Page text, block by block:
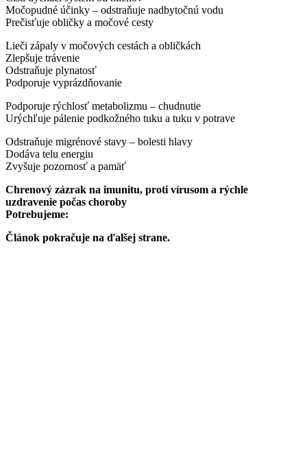
Močopudné účinky – odstraňuje nadbytočnú vodu
Prečisťuje obličky a močové cesty
Lieči zápaly v močových cestách a obličkách
Zlepšuje trávenie
Odstraňuje plynatosť
Podporuje vyprázdňovanie
Podporuje rýchlosť metabolizmu – chudnutie
Urýchľuje pálenie podkožného tuku a tuku v potrave
Odstraňuje migrénové stavy – bolesti hlavy
Dodáva telu energiu
Zvyšuje pozornosť a pamäť
Chrenový zázrak na imunitu, proti vírusom a rýchle
uzdravenie počas choroby
Potrebujeme:
Článok pokračuje na ďalšej strane.